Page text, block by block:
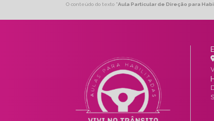
O conteúdo do texto "Aula Particular de Direção para